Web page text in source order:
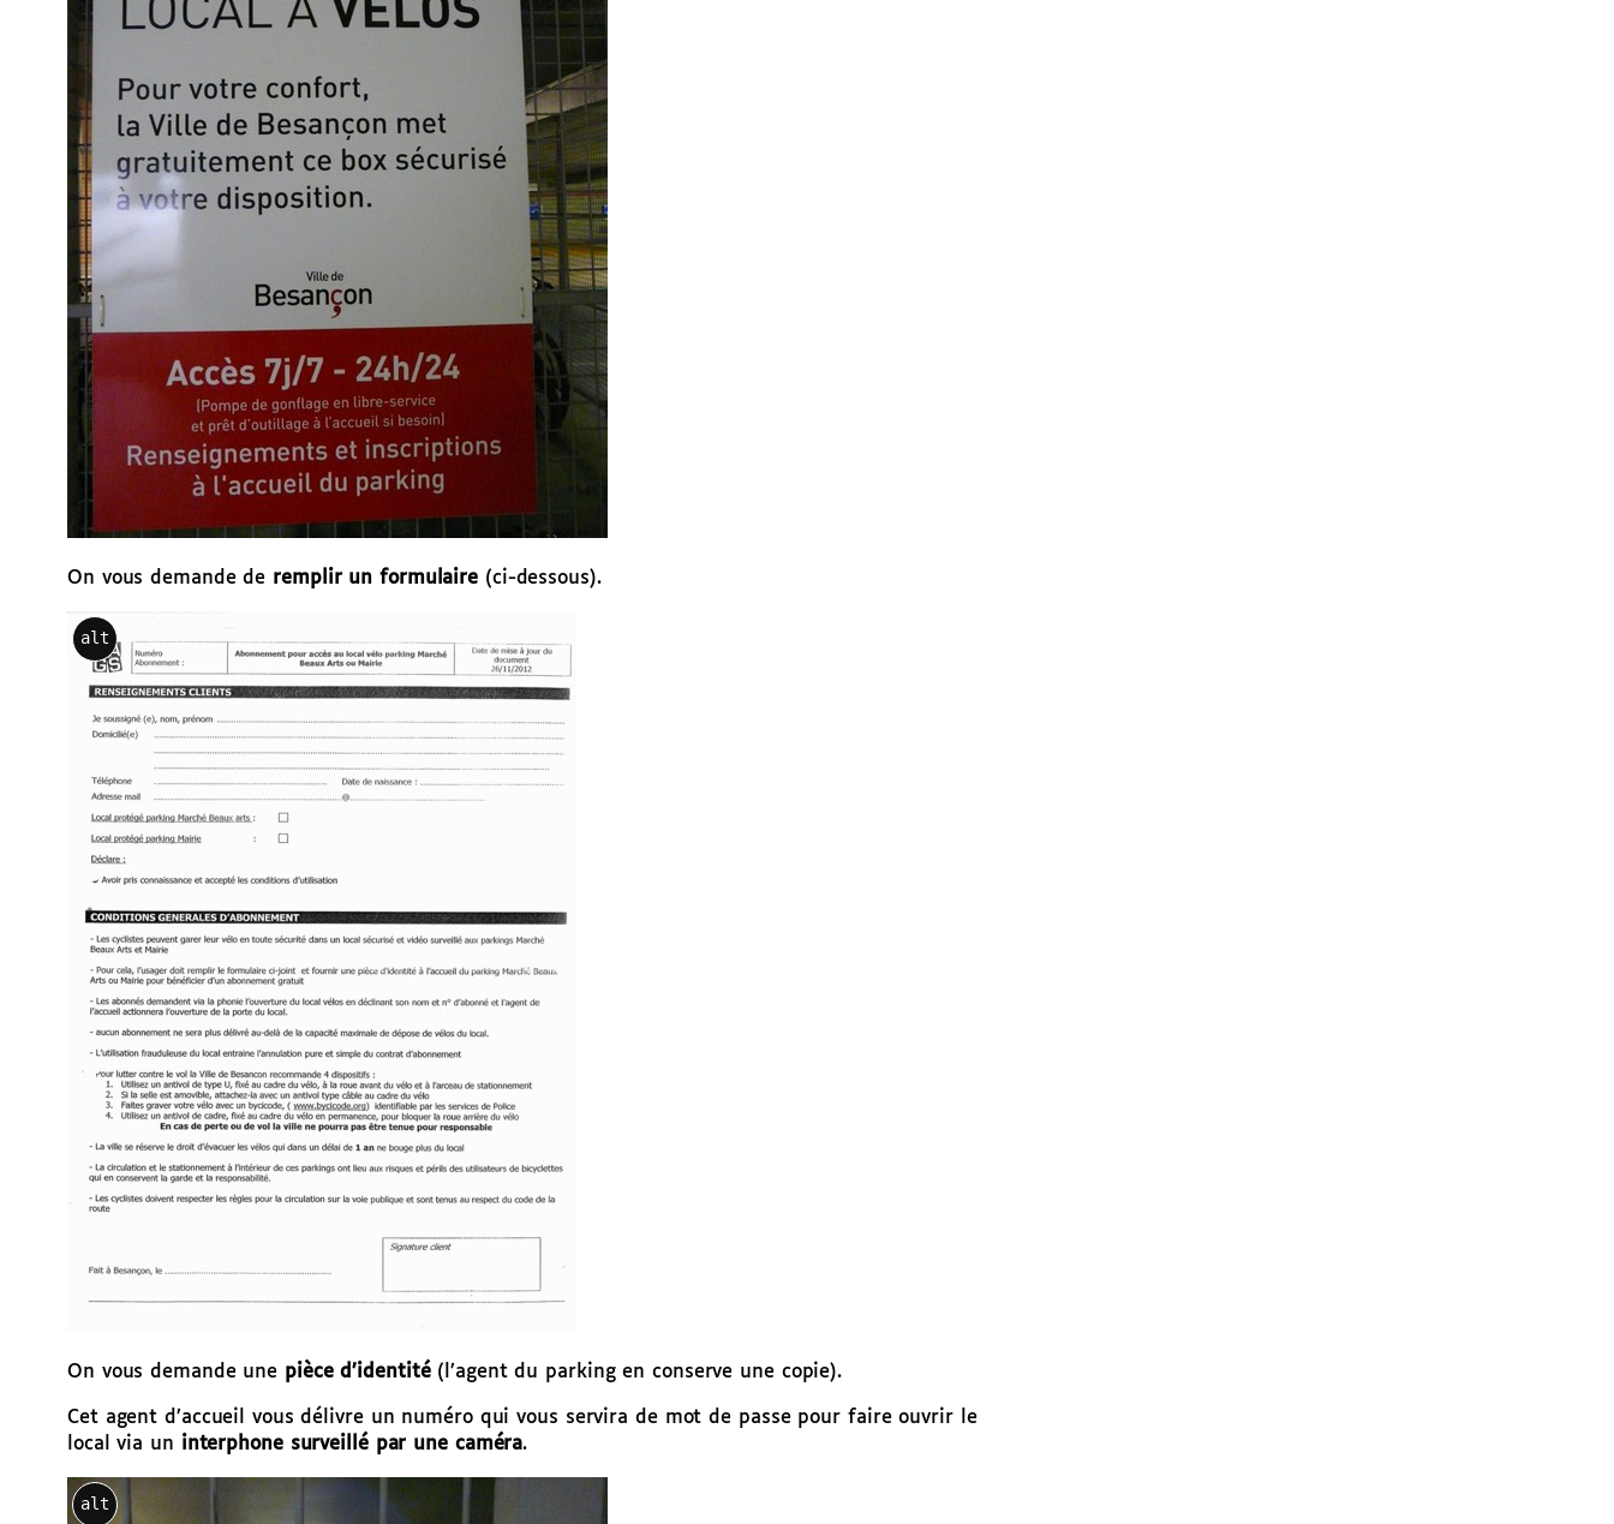
On vous demande de remplir un formulaire (ci-dessous).
alt
On vous demande une pièce d’identité(l’agent du parking en conserve une copie).
Cet agent d’accueil vous délivre un numéro qui vous servira de mot de passe pour faire ouvrir le
local via un interphone surveillé par une caméra.
alt